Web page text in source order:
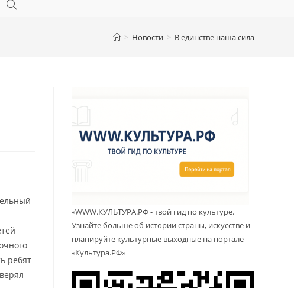
> Новости > В единстве наша сила
ребят
«WWW.КУЛЬТУРА.РФ - твой гид по культуре.
Узнайте больше об истории страны, искусстве и
планируйте культурные выходные на портале
«Культура.РФ»